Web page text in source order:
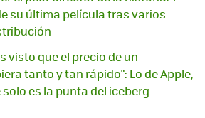
su última película tras varios
visto que el precio de un
tanto y tan rápido": Lo de Apple,
es la punta del iceberg